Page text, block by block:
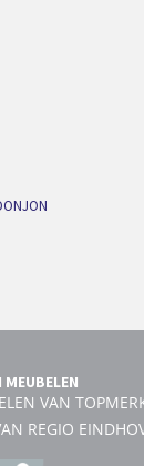
VAN
REGIO